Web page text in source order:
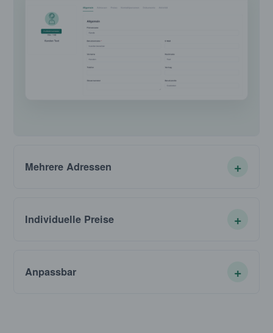
Mehrere Adressen
Individuelle Preise
Anpassbar